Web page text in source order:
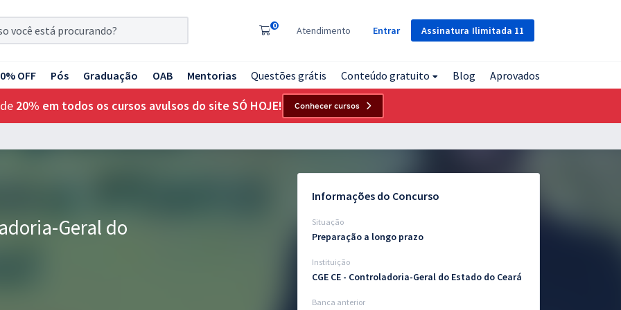
Assinatura Ilimitada 11
0 Atendimento Entrar
OFF Pós Graduação OAB Mentorias Questões grátis Conteúdo gratuito Blog Aprovados
20% em todos os cursos avulsos do site SÓ HOJE! Conhecer cursos
Geral do
Informações do Concurso
Situação
Preparação a longo prazo
Instituição
CGE CE - Controladoria-Geral do Estado do Ceará
Banca anterior